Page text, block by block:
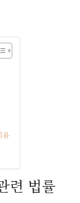
유
련 법률